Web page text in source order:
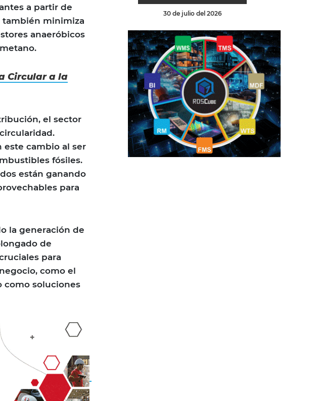
a partir de
también minimiza
anaeróbicos
Circular a la
el sector
este cambio al ser
fósiles.
están ganando
para
la generación de
de
para
como el
como soluciones
30 de julio del 2026